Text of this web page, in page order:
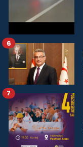
6
7